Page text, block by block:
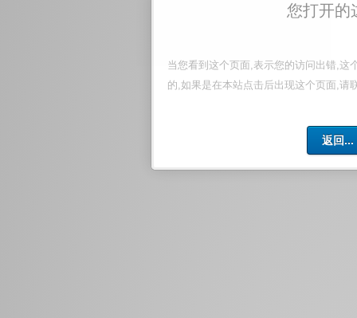
您打开的
当您看到这个页面,表示您的访问出错,这
的,如果是在本站点击后出现这个页面,请
返回...